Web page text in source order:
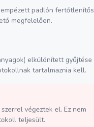
padlón fertőtlenítős
megfelelően.
elkülönített gyűjtése
tartalmaznia kell.
végeztek el. Ez nem
teljesült.